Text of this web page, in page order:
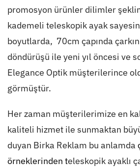
promosyon ürünler dilimler
kademeli teleskopik ayak
boyutlarda, 70cm çapında
döndürüşü ile yeni yıl öncesi ve
Elegance Optik müşterilerince
görmüştür.
Her zaman müşterilerimize en
kaliteli hizmet ile sunmaktan
duyan Birka Reklam bu anlamda
örneklerinden teleskopik ayaklı